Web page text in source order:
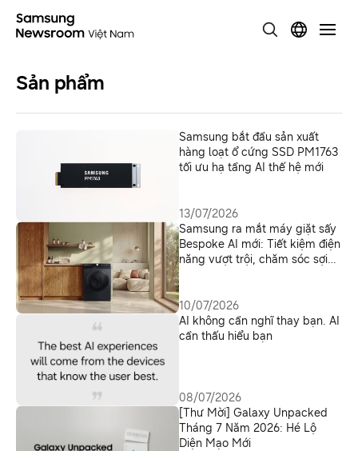
Sản phẩm
Samsung bắt đầu sản xuất
hàng loạt ổ cứng SSD PM1763
tối ưu hạ tầng AI thế hệ mới
13/07/2026
Samsung ra mắt máy giặt sấy
Bespoke AI mới: Tiết kiệm điện
năng vượt trội, chăm sóc sợi
10/07/2026
AI không cần nghĩ thay bạn. AI
cần thấu hiểu bạn
08/07/2026
[Thư Mời] Galaxy Unpacked
Tháng 7 Năm 2026: Hé Lộ
Diện Mạo Mới